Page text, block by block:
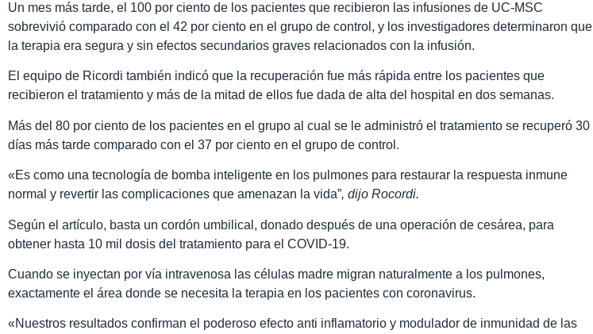
Un mes más tarde, el 100 por ciento de los pacientes que recibieron las infusiones de UC-MSC
sobrevivió comparado con el 42 por ciento en el grupo de control, y los investigadores determinaron que
la terapia era segura y sin efectos secundarios graves relacionados con la infusión.
El equipo de Ricordi también indicó que la recuperación fue más rápida entre los pacientes que
recibieron el tratamiento y más de la mitad de ellos fue dada de alta del hospital en dos semanas.
Más del 80 por ciento de los pacientes en el grupo al cual se le administró el tratamiento se recuperó 30
días más tarde comparado con el 37 por ciento en el grupo de control.
«Es como una tecnología de bomba inteligente en los pulmones para restaurar la respuesta inmune
normal y revertir las complicaciones que amenazan la vida”, dijo Rocordi.
Según el artículo, basta un cordón umbilical, donado después de una operación de cesárea, para
obtener hasta 10 mil dosis del tratamiento para el COVID-19.
Cuando se inyectan por vía intravenosa las células madre migran naturalmente a los pulmones,
exactamente el área donde se necesita la terapia en los pacientes con coronavirus.
«Nuestros resultados confirman el poderoso efecto anti inflamatorio y modulador de inmunidad de las